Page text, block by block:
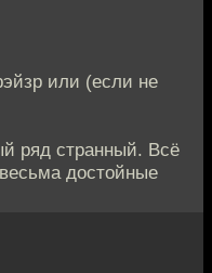
или (если не
ряд странный. Всё
достойные